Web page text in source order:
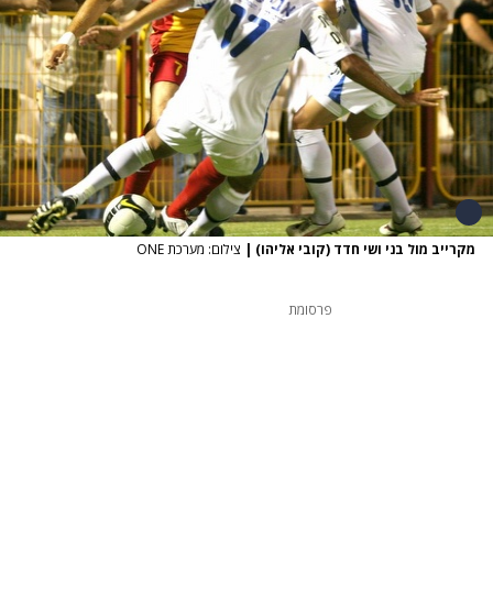
מקרייב מול בני ושי חדד (קובי אליהו) | צילום: מערכת ONE
פרסומת